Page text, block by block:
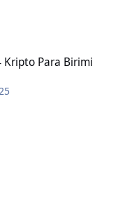
Kripto Para Birimi